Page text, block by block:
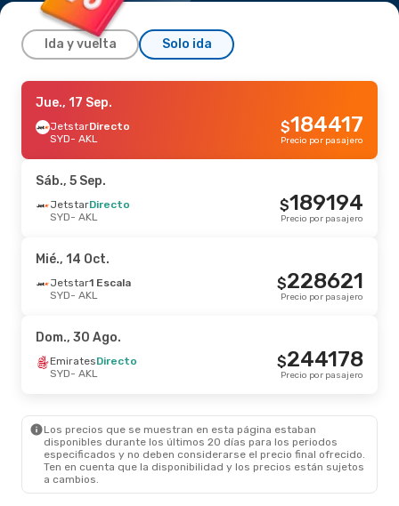
Ida y vuelta Solo ida
Jue., 17 Sep.
JetstarDirecto
SYD- AKL
AKL- SYD
317144
Jue., 10 Sep.- Dom., 13 Sep.
JetstarDirecto
AKL - SYD
Jue., 17 Sep.
JetstarDirecto
SYD- AKL
184417
$
Precio por pasajero
Sáb., 5 Sep.
JetstarDirecto
SYD- AKL
189194
$
Precio por pasajero
Mié., 14 Oct.
Jetstar1 Escala
SYD- AKL
228621
$
Precio por pasajero
Dom., 30 Ago.
EmiratesDirecto
SYD- AKL
244178
$
Precio por pasajero
Los precios que se muestran en esta página estaban
disponibles durante los últimos 20 días para los periodos
especificados y no deben considerarse el precio final ofrecido.
Ten en cuenta que la disponibilidad y los precios están sujetos
a cambios.